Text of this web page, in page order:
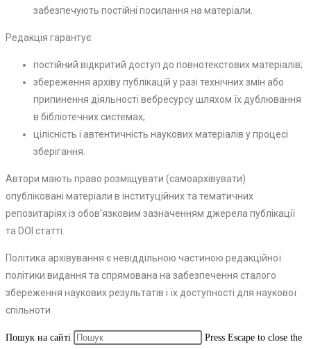
забезпечують постійні посилання на матеріали.
Редакція гарантує:
постійний відкритий доступ до повнотекстових матеріалів;
збереження архіву публікацій у разі технічних змін або
припинення діяльності вебресурсу шляхом їх дублювання
в бібліотечних системах;
цілісність і автентичність наукових матеріалів у процесі
зберігання.
Автори мають право розміщувати (самоархівувати)
опубліковані матеріали в інституційних та тематичних
репозитаріях із обов’язковим зазначенням джерела публікації
та DOI статті.
Політика архівування є невіддільною частиною редакційної
політики видання та спрямована на забезпечення сталого
збереження наукових результатів і їх доступності для наукової
спільноти.
Пошук на сайті
Press Escape to close the